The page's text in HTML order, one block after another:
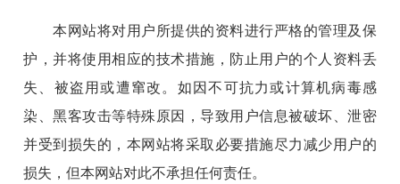
本网站将对用户所提供的资料进行严格的管理及保
护，并将使用相应的技术措施，防止用户的个人资料丢
失、被盗用或遭窜改。如因不可抗力或计算机病毒感
染、黑客攻击等特殊原因，导致用户信息被破坏、泄密
并受到损失的，本网站将采取必要措施尽力减少用户的
损失，但本网站对此不承担任何责任。